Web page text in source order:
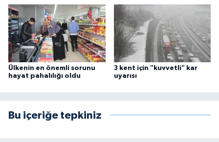
Ülkenin en önemli sorunu
hayat pahalılığı oldu
3 kent için "kuvvetli" kar
uyarısı
Bu içeriğe tepkiniz